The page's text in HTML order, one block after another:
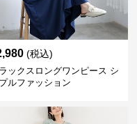
(税込)
ックスロングワンピース シ
ルファッション